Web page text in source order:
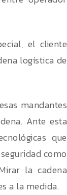
el cliente
logística de
mandantes
Ante esta
que
como
la cadena
a la medida.